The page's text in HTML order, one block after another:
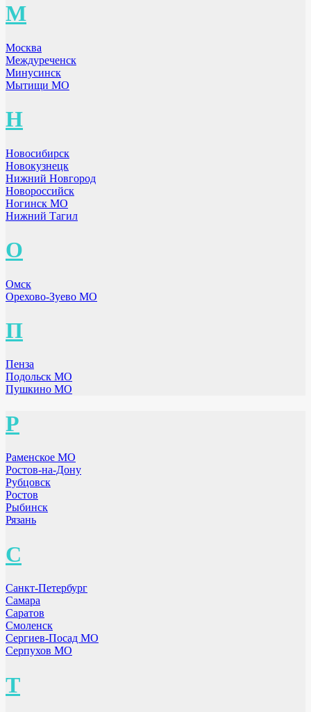
М
Москва
Междуреченск
Минусинск
Мытищи МО
Н
Новосибирск
Новокузнецк
Нижний Новгород
Новороссийск
Ногинск МО
Нижний Тагил
О
Омск
Орехово-Зуево МО
П
Пенза
Подольск МО
Пушкино МО
Р
Раменское МО
Ростов-на-Дону
Рубцовск
Ростов
Рыбинск
Рязань
С
Санкт-Петербург
Самара
Саратов
Смоленск
Сергиев-Посад МО
Серпухов МО
Т